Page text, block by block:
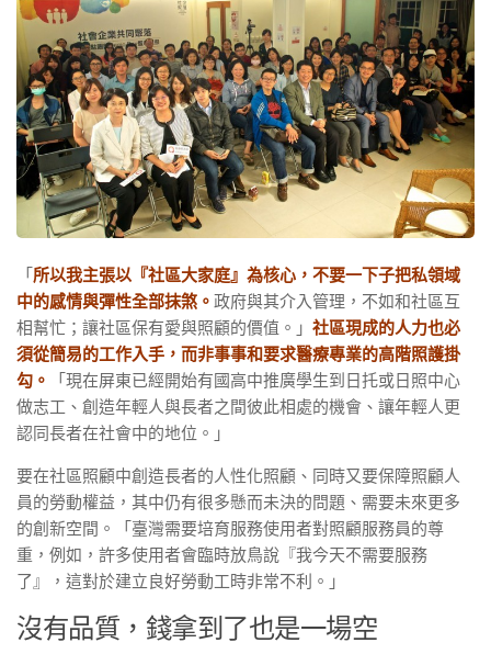
「 所以我主張以『社區大家庭』為核心，不要一下子把私領域
中的感情與彈性全部抹煞。 政府與其介入管理，不如和社區互
相幫忙；讓社區保有愛與照顧的價值。」 社區現成的人力也必
須從簡易的工作入手，而非事事和要求醫療專業的高階照護掛
勾。
「現在屏東已經開始有國高中推廣學生到日托或日照中心
做志工、創造年輕人與長者之間彼此相處的機會、讓年輕人更
認同長者在社會中的地位。」
要在社區照顧中創造長者的人性化照顧、同時又要保障照顧人
員的勞動權益，其中仍有很多懸而未決的問題、需要未來更多
的創新空間。「臺灣需要培育服務使用者對照顧服務員的尊
重，例如，許多使用者會臨時放鳥說『我今天不需要服務
了』，這對於建立良好勞動工時非常不利。」
沒有品質，錢拿到了也是一場空